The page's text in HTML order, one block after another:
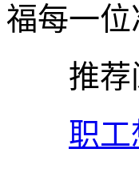
福每一
推荐
职工